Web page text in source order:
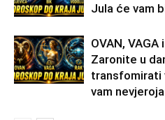
Jula će vam
OVAN, VAGA
Zaronite u
transfomirati
vam